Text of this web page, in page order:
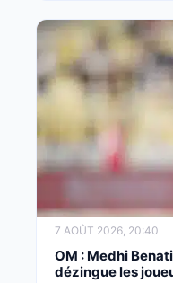
7 AOÛT 2026, 20:40
OM : Medhi
dézingue les